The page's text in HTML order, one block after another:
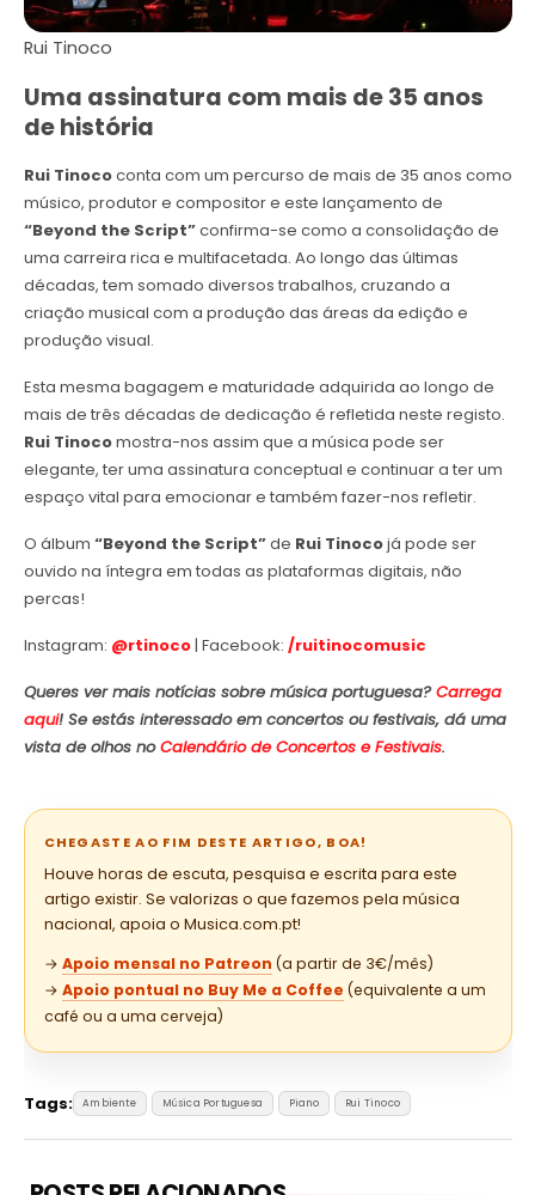
Rui Tinoco
Uma assinatura com mais de 35 anos
de história
Rui Tinococonta com um percurso de mais de 35 anos como
músico, produtor e compositor e este lançamento de
“Beyond the Script”confirma-se como a consolidação de
uma carreira rica e multifacetada. Ao longo das últimas
décadas, tem somado diversos trabalhos, cruzando a
criação musical com a produção das áreas da edição e
produção visual.
Esta mesma bagagem e maturidade adquirida ao longo de
mais de três décadas de dedicação é refletida neste registo.
Rui Tinocomostra-nos assim que a música pode ser
elegante, ter uma assinatura conceptual e continuar a ter um
espaço vital para emocionar e também fazer-nos refletir.
O álbum “Beyond the Script”de Rui Tinocojá pode ser
ouvido na íntegra em todas as plataformas digitais, não
percas!
Instagram: @rtinoco| Facebook: /ruitinocomusic
Queres ver mais notícias sobre música portuguesa?Carrega
aqui! Se estás interessado em concertos ou festivais, dá uma
vista de olhos noCalendário de Concertos e Festivais.
CHEGASTE AO FIM DESTE ARTIGO, BOA!
Houve horas de escuta, pesquisa e escrita para este
artigo existir. Se valorizas o que fazemos pela música
nacional, apoia o Musica.com.pt!
→ Apoio mensal no Patreon (a partir de 3€/mês)
→ Apoio pontual no Buy Me a Coffee (equivalente a um
café ou a uma cerveja)
Tags: Ambiente Música Portuguesa Piano Rui Tinoco